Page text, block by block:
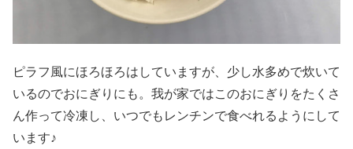
ピラフ風にほろほろはしていますが、少し水多めで炊いて
いるのでおにぎりにも。我が家ではこのおにぎりをたくさ
ん作って冷凍し、いつでもレンチンで食べれるようにして
います♪